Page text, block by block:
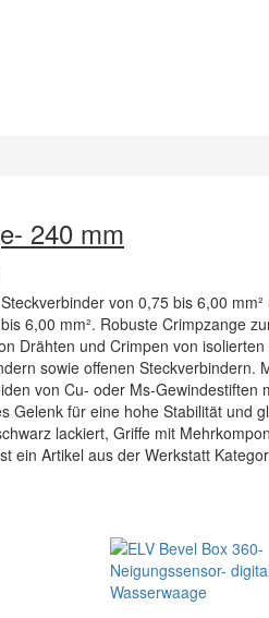
240 mm
von 0,75 bis 6,00
6,00 mm². Robuste Crimpzange
Drähten und Crimpen von
sowie offenen Steckverbindern.
von Cu- oder Ms-Gewindestiften
Gelenk für eine hohe Stabilität und
lackiert, Griffe mit
ein Artikel aus der Werkstatt